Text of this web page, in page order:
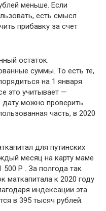
меньше. Если
есть смысл
прибавку за счет
остаток.
суммы. То есть те,
на 1 января
это учитывает —
можно проверить
часть, в 2020
для путинских
месяц на карту маме
Р . За полгода так
маткапитала к 2020 году
индексации эта
в 395 тысяч рублей.